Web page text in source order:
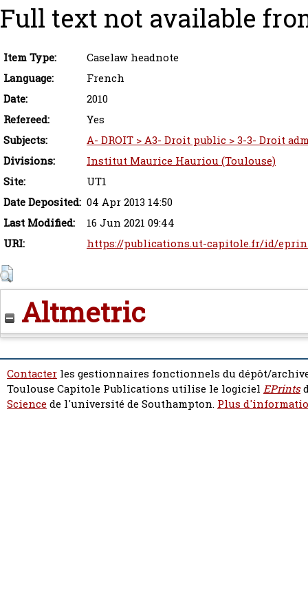
Full text not available
Item Type:
Caselaw headnote
Language:
French
Date:
2010
Refereed:
Yes
Subjects:
A- DROIT > A3- Droit public > 3-3- Droit
Divisions:
Institut Maurice Hauriou (Toulouse)
Site:
UT1
Date Deposited: 04 Apr 2013 14:50
Last Modified:
16 Jun 2021 09:44
URI:
https://publications.ut-capitole.fr/id/
Altmetric
Contacter les gestionnaires fonctionnels du dépôt/
Toulouse Capitole Publications utilise le logiciel EPrints
Sciencede l'université de Southampton. Plus